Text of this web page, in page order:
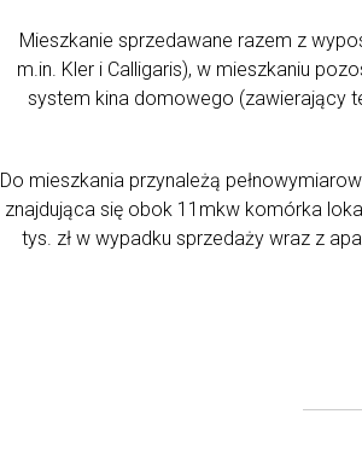
Mieszkanie sprzedawane razem z
m.in. Kler i Calligaris), w mieszkaniu
system kina domowego (zawierający
Do mieszkania przynależą
znajdująca się obok 11mkw komórka
tys. zł w wypadku sprzedaży wraz z